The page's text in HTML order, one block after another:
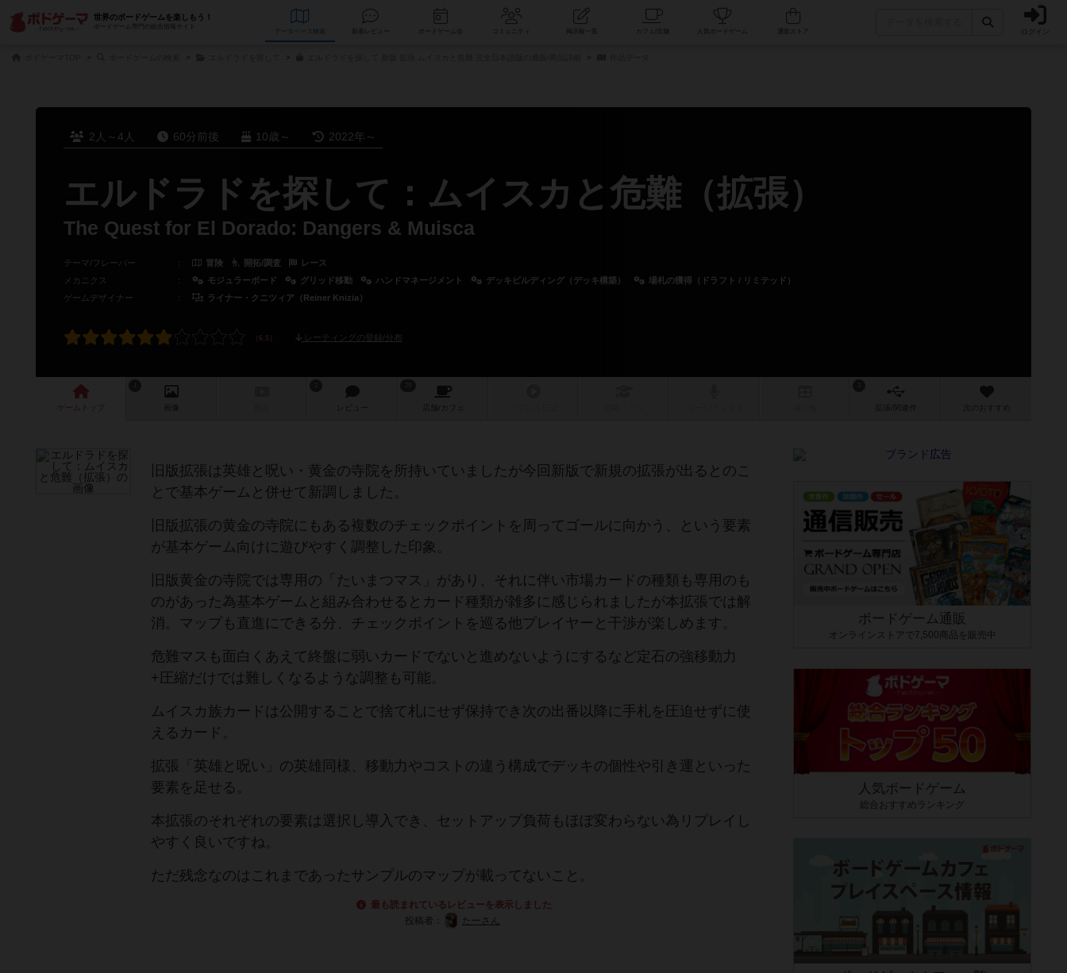
世界のボードゲームを楽しもう！
ボードゲーム専門の総合情報サイト
データベース コミュニティ 人気ボードゲーム ログイン
2人～4人 60分前後 10歳～ 2022年～
エルドラドを探して：ムイスカと危難（拡張）
The Quest for El Dorado: Dangers & Muisca
テーマ/フレーバー ： 冒険 開拓/調査
レース
メカニクス
： モジュラーボード グリッド移動 ハンドマネージメント デッキビルディング（デッキ構築）
場札の獲得（ドラフト / リミテッド）
ゲームデザイナー
： ライナー・クニツィア（Reiner Knizia）
レーティングの登録/分布
ゲーム 画像 レビュー 店舗/ カフェ 作 次のおすすめ
旧版拡張は英雄と呪い・黄金の寺院を所持いていましたが今回新版で新規の拡張が出るとのこ
とで基本ゲームと併せて新調しました。
旧版拡張の黄金の寺院にもある複数のチェックポイントを周ってゴールに向かう、という要素
が基本ゲーム向けに遊びやすく調整した印象。
旧版黄金の寺院では専用の「たいまつマス」があり、それに伴い市場カードの種類も専用のも
のがあった為基本ゲームと組み合わせるとカード種類が雑多に感じられましたが本拡張では解
消。マップも直進にできる分、チェックポイントを巡る他プレイヤーと干渉が楽しめます。
危難マスも面白くあえて終盤に弱いカードでないと進めないようにするなど定石の強移動力
+圧縮だけでは難しくなるような調整も可能。
ムイスカ族カードは公開することで捨て札にせず保持でき次の出番以降に手札を圧迫せずに使
えるカード。
拡張「英雄と呪い」の英雄同様、移動力やコストの違う構成でデッキの個性や引き運といった
要素を足せる。
本拡張のそれぞれの要素は選択し導入でき、セットアップ負荷もほぼ変わらない為リプレイし
やすく良いですね。
ただ残念なのはこれまであったサンプルのマップが載ってないこと。
最も読まれているレビューを表示しました
投稿者：
たーさん
ボードゲーム通販
オンラインストアで7,500商品を販売中
人気ボードゲーム
総合おすすめランキング